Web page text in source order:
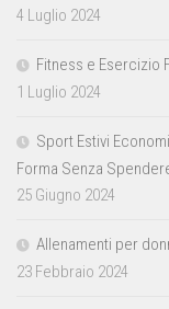
4 Luglio 2024
Fitness e Esercizio
1 Luglio 2024
Sport Estivi
Forma Senza
25 Giugno 2024
Allenamenti per
23 Febbraio 2024